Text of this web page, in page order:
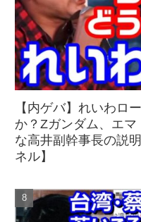
【内ゲバ】れいわロ
か？Zガンダム、エ
な高井副幹事長の説
ネル】